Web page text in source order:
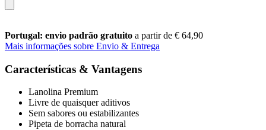
Portugal: envio padrão gratuito a partir de € 64,90
Mais informações sobre Envio & Entrega
Características & Vantagens
Lanolina Premium
Livre de quaisquer aditivos
Sem sabores ou estabilizantes
Pipeta de borracha natural